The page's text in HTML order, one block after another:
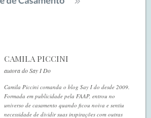
CAMILA PICCINI
autora do Say I Do
Camila Piccini comanda o blog Say I do desde 2009.
Formada em publicidade pela FAAP, entrou no
universo de casamento quando ficou noiva e sentiu
necessidade de dividir suas inspirações com outras